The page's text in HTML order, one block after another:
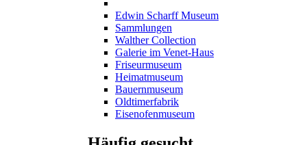
Edwin Scharff Museum
Sammlungen
Walther Collection
Galerie im Venet-Haus
Friseurmuseum
Heimatmuseum
Bauernmuseum
Oldtimerfabrik
Eisenofenmuseum